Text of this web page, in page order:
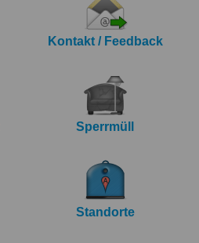
Kontakt / Feedback
Sperrmüll
Standorte